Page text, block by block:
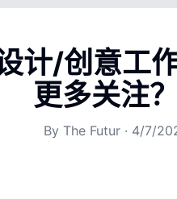
计/创意工
更多关注
By The Futur · 4/7/